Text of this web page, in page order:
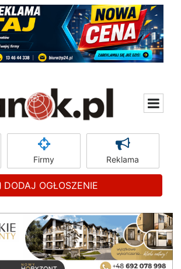
Firmy Reklama
DODAJ OGŁOSZENIE